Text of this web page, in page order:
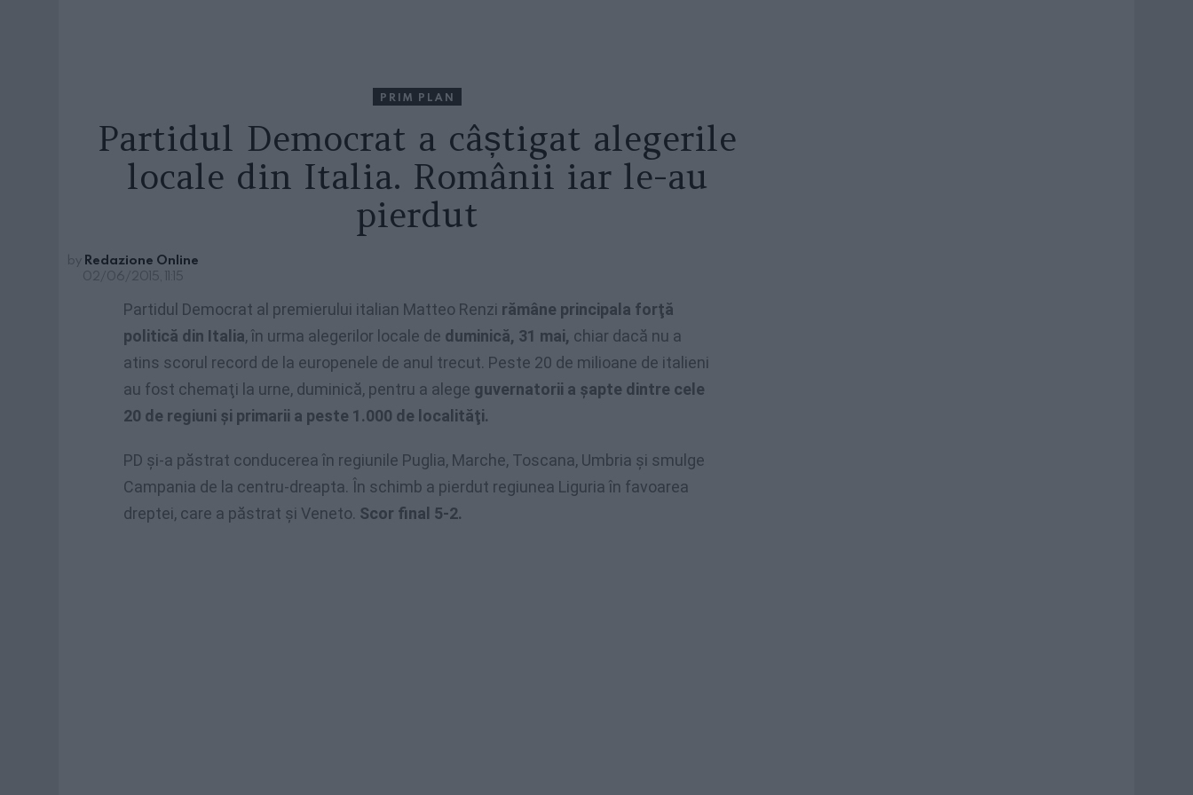
PRIM PLAN
Partidul Democrat a câștigat alegerile
locale din Italia. Românii iar le-au
pierdut
by Redazione Online
02/06/2015, 11:15
Partidul Democrat al premierului italian Matteo Renzi rămâne principala forţă
politică din Italia, în urma alegerilor locale de duminică, 31 mai, chiar dacă nu a
atins scorul record de la europenele de anul trecut. Peste 20 de milioane de italieni
au fost chemaţi la urne, duminică, pentru a alege guvernatorii a şapte dintre cele
20 de regiuni şi primarii a peste 1.000 de localităţi.
PD și-a păstrat conducerea în regiunile Puglia, Marche, Toscana, Umbria și smulge
Campania de la centru-dreapta. În schimb a pierdut regiunea Liguria în favoarea
dreptei, care a păstrat și Veneto. Scor final 5-2.